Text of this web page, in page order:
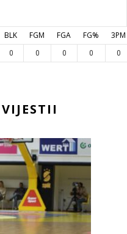
BLK FGM FGA FG% 3PM
0 0 0 0 0